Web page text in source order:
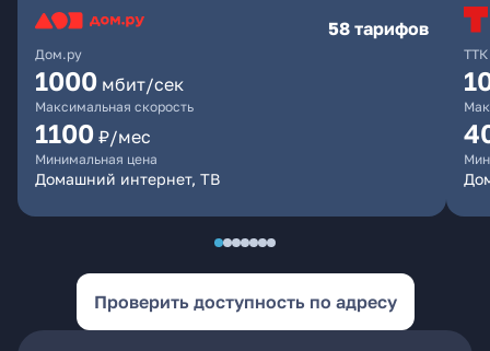
Дом.ру
58 тарифов
1000 мбит/сек
Максимальная скорость
1100 ₽/мес
Минимальная цена
Домашний интернет, ТВ
ТТК
Проверить доступность по адресу